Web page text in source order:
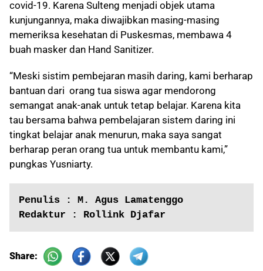
covid-19. Karena Sulteng menjadi objek utama
kunjungannya, maka diwajibkan masing-masing
memeriksa kesehatan di Puskesmas, membawa 4
buah masker dan Hand Sanitizer.
“Meski sistim pembejaran masih daring, kami berharap
bantuan dari orang tua siswa agar mendorong
semangat anak-anak untuk tetap belajar. Karena kita
tau bersama bahwa pembelajaran sistem daring ini
tingkat belajar anak menurun, maka saya sangat
berharap peran orang tua untuk membantu kami,”
pungkas Yusniarty.
Penulis : M. Agus Lamatenggo
Redaktur : Rollink Djafar
Share: